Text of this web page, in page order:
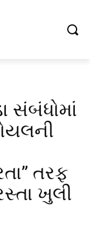
સંબંધોમાં
તરફ
ખુલી